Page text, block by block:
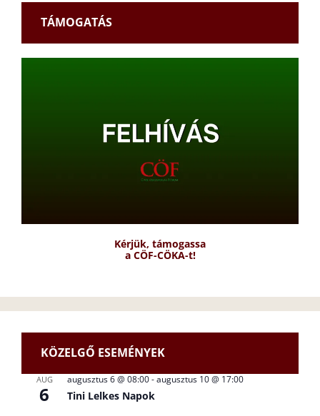
TÁMOGATÁS
Kérjük, támogassa
a CÖF-CÖKA-t!
KÖZELGŐ ESEMÉNYEK
AUG
6
augusztus 6 @ 08:00-augusztus 10 @ 17:00
Tini Lelkes Napok